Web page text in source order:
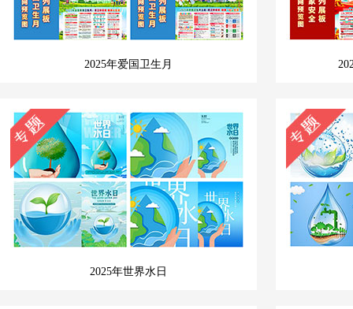
2025年爱国卫生月
2025年世界水日